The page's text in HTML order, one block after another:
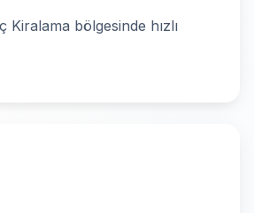
Kiralama bölgesinde hızlı